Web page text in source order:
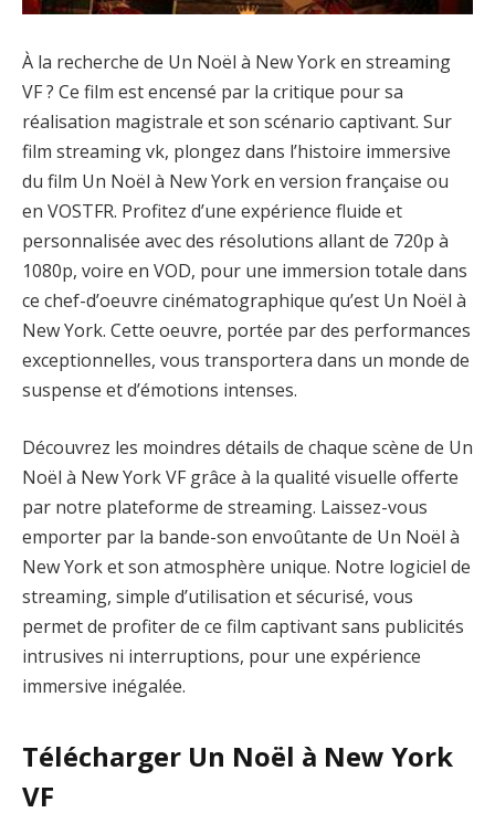
À la recherche de Un Noël à New York en streaming
VF ? Ce film est encensé par la critique pour sa
réalisation magistrale et son scénario captivant. Sur
film streaming vk, plongez dans l’histoire immersive
du film Un Noël à New York en version française ou
en VOSTFR. Profitez d’une expérience fluide et
personnalisée avec des résolutions allant de 720p à
1080p, voire en VOD, pour une immersion totale dans
ce chef-d’oeuvre cinématographique qu’est Un Noël à
New York. Cette oeuvre, portée par des performances
exceptionnelles, vous transportera dans un monde de
suspense et d’émotions intenses.
Découvrez les moindres détails de chaque scène de Un
Noël à New York VF grâce à la qualité visuelle offerte
par notre plateforme de streaming. Laissez-vous
emporter par la bande-son envoûtante de Un Noël à
New York et son atmosphère unique. Notre logiciel de
streaming, simple d’utilisation et sécurisé, vous
permet de profiter de ce film captivant sans publicités
intrusives ni interruptions, pour une expérience
immersive inégalée.
Télécharger Un Noël à New York
VF